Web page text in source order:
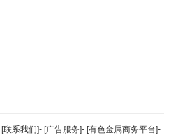
返回顶部
[联系我们]- [广告服务]- [有色金属商务平台]-